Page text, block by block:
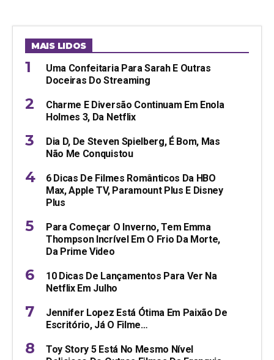
MAIS LIDOS
Uma Confeitaria Para Sarah E Outras
Doceiras Do Streaming
Charme E Diversão Continuam Em Enola
Holmes 3, Da Netflix
Dia D, De Steven Spielberg, É Bom, Mas
Não Me Conquistou
6 Dicas De Filmes Românticos Da HBO
Max, Apple TV, Paramount Plus E Disney
Plus
Para Começar O Inverno, Tem Emma
Thompson Incrível Em O Frio Da Morte,
Da Prime Video
10 Dicas De Lançamentos Para Ver Na
Netflix Em Julho
Jennifer Lopez Está Ótima Em Paixão De
Escritório, Já O Filme…
Toy Story 5 Está No Mesmo Nível